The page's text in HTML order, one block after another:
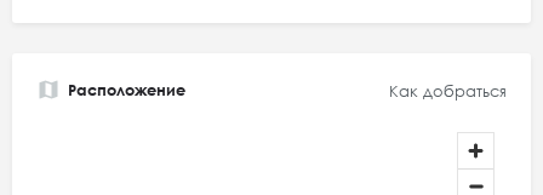
Расположение Как добраться